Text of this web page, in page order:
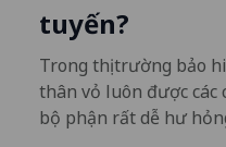
tuyến?
Trong thị trường bảo
thân vỏ luôn được các
bộ phận rất dễ hư